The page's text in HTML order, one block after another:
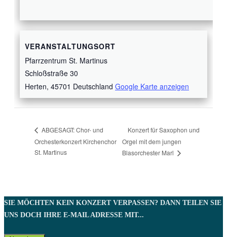
VERANSTALTUNGSORT
Pfarrzentrum St. Martinus
Schloßstraße 30
Herten, 45701 Deutschland Google Karte anzeigen
ABGESAGT: Chor- und
Orchesterkonzert Kirchenchor
St. Martinus
Konzert für Saxophon und
Orgel mit dem jungen
Blasorchester Marl
SIE MÖCHTEN KEIN KONZERT VERPASSEN? DANN TEILEN SIE
UNS DOCH IHRE E-MAIL ADRESSE MIT...